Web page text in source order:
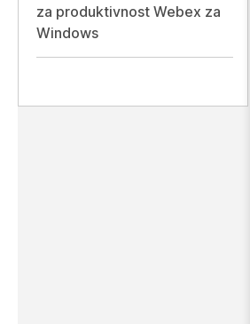
za produktivnost Webex za
Windows